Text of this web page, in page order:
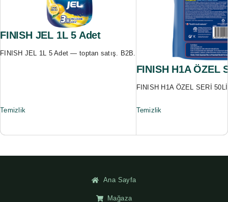
FINISH JEL 1L 5 Adet
FINISH JEL 1L 5 Adet — toptan satış. B2B.
Temizlik
FINISH H1A ÖZEL
FINISH H1A ÖZEL SERİ
Temizlik
Ana Sayfa
Mağaza